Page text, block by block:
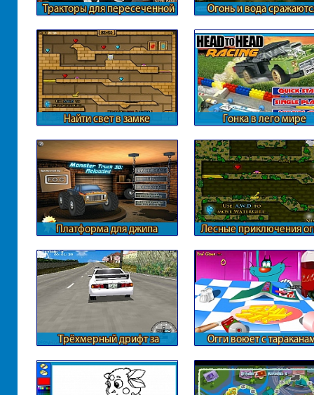
Тракторы для пересеченной
Огонь и вода
Найти свет в замке Гонка в лего мире
Платформа для джипа
Лесные приключения
Трёхмерный дрифт за
Огги воюет с